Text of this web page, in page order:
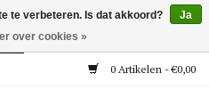
0 Artikelen - €0,00
te verbeteren. Is dat akkoord?
Ja
over cookies »